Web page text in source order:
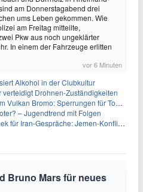
am Donnerstagabend drei
ums Leben gekommen. Wie
am Freitag mitteilte,
Pkw aus noch ungeklärter
In einem der Fahrzeuge erlitten
vor 6 Minuten
Alkohol in der Clubkultur
verteidigt Drohnen-Zuständigkeiten
Bromo: Sperrungen für Touristen
– Jugendtrend mit Folgen
Iran-Gespräche: Jemen-Konflikt eskaliert
Bruno Mars für neues